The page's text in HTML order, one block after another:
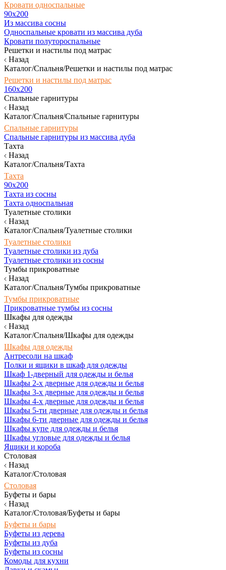
Кровати односпальные
90х200
Из массива сосны
Односпальные кровати из массива дуба
Кровати полутороспальные
Решетки и настилы под матрас
Назад
Каталог/Спальня/Решетки и настилы под матрас
Решетки и настилы под матрас
160х200
Спальные гарнитуры
Назад
Каталог/Спальня/Спальные гарнитуры
Спальные гарнитуры
Спальные гарнитуры из массива дуба
Тахта
Назад
Каталог/Спальня/Тахта
Тахта
90х200
Тахта из сосны
Тахта односпальная
Туалетные столики
Назад
Каталог/Спальня/Туалетные столики
Туалетные столики
Туалетные столики из дуба
Туалетные столики из сосны
Тумбы прикроватные
Назад
Каталог/Спальня/Тумбы прикроватные
Тумбы прикроватные
Прикроватные тумбы из сосны
Шкафы для одежды
Назад
Каталог/Спальня/Шкафы для одежды
Шкафы для одежды
Антресоли на шкаф
Полки и ящики в шкаф для одежды
Шкаф 1-дверный для одежды и белья
Шкафы 2-х дверные для одежды и белья
Шкафы 3-х дверные для одежды и белья
Шкафы 4-х дверные для одежды и белья
Шкафы 5-ти дверные для одежды и белья
Шкафы 6-ти дверные для одежды и белья
Шкафы купе для одежды и белья
Шкафы угловые для одежды и белья
Ящики и короба
Столовая
Назад
Каталог/Столовая
Столовая
Буфеты и бары
Назад
Каталог/Столовая/Буфеты и бары
Буфеты и бары
Буфеты из дерева
Буфеты из дуба
Буфеты из сосны
Комоды для кухни